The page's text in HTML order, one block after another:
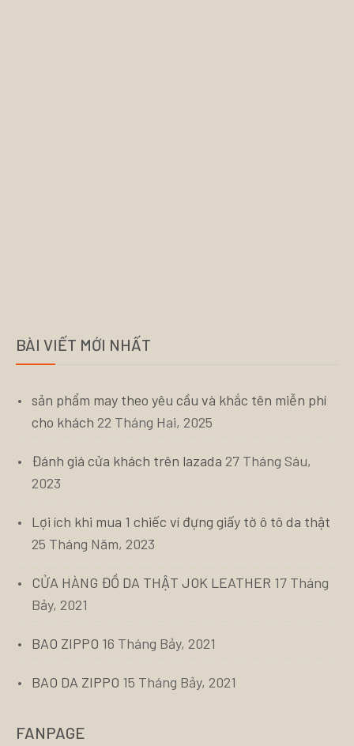
BÀI VIẾT MỚI NHẤT
sản phẩm may theo yêu cầu và khắc tên miễn phí
cho khách 22 Tháng Hai, 2025
Đánh giá cửa khách trên lazada 27 Tháng Sáu,
2023
Lợi ích khi mua 1 chiếc ví đựng giấy tờ ô tô da thật
25 Tháng Năm, 2023
CỬA HÀNG ĐỒ DA THẬT JOK LEATHER 17 Tháng
Bảy, 2021
BAO ZIPPO 16 Tháng Bảy, 2021
BAO DA ZIPPO 15 Tháng Bảy, 2021
FANPAGE